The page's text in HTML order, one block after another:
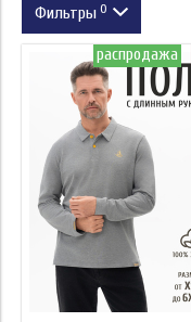
Фильтры 0
Размер
Цена
распродажа